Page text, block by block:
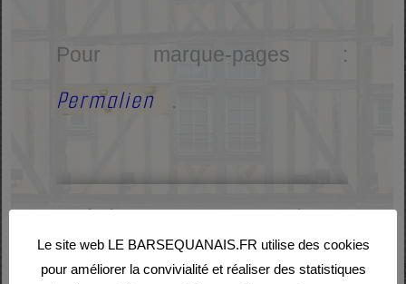
Pour marque-pages :
Permalien .
Laisser un commentaire
Votre adresse e-mail ne
Le site web LE BARSEQUANAIS.FR utilise des cookies
pour améliorer la convivialité et réaliser des statistiques